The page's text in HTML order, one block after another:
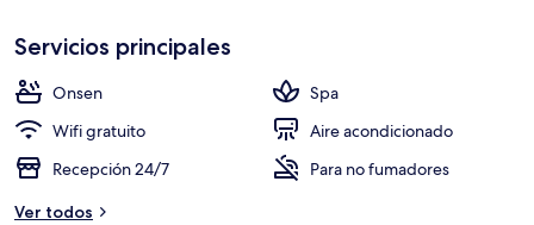
elegida
c
ó
Servicios principales
Onsen
Spa
Wifi gratuito
Aire acondicionado
Recepción 24/7
Para no fumadores
Ver todos